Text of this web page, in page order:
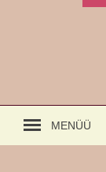
MENÜÜ